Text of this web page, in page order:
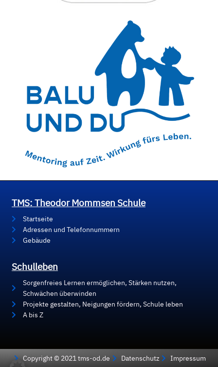
TMS: Theodor Mommsen Schule
Startseite
Adressen und Telefonnummern
Gebäude
Schulleben
Sorgenfreies Lernen ermöglichen, Stärken nutzen,
Schwächen überwinden
Projekte gestalten, Neigungen fördern, Schule leben
A bis Z
Copyright © 2021 tms-od.de Datenschutz Impressum